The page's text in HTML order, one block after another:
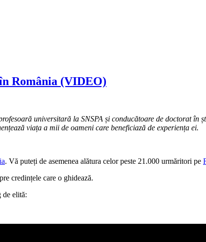
România (VIDEO)
universitară la SNSPA și conducătoare de doctorat în
viața a mii de oameni care beneficiază de experiența ei.
. Vă puteți de asemenea alătura celor peste 21.000 urmăritori pe
credințele care o ghidează.
de elită: